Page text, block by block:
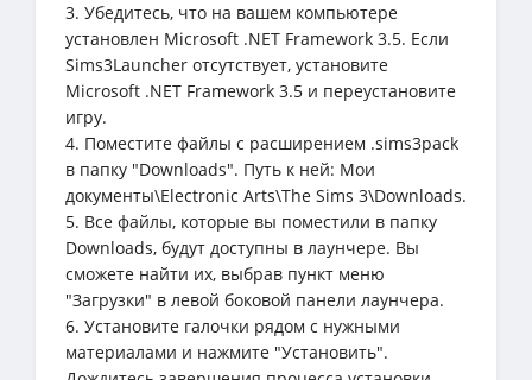
3. Убедитесь, что на вашем компьютере
установлен Microsoft .NET Framework 3.5. Если
Sims3Launcher отсутствует, установите
Microsoft .NET Framework 3.5 и переустановите
игру.
4. Поместите файлы с расширением .sims3pack
в папку "Downloads". Путь к ней: Мои
документы\Electronic Arts\The Sims 3\Downloads.
5. Все файлы, которые вы поместили в папку
Downloads, будут доступны в лаунчере. Вы
сможете найти их, выбрав пункт меню
"Загрузки" в левой боковой панели лаунчера.
6. Установите галочки рядом с нужными
материалами и нажмите "Установить".